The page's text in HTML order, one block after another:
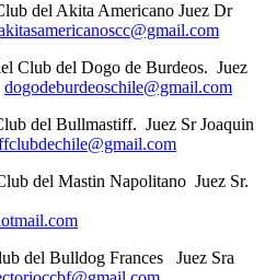
del Akita Americano Juez Dr
Club del Dogo de Burdeos. Juez
dogodeburdeoschile@gmail.com
del Bullmastiff. Juez Sr Joaquin
del Mastin Napolitano Juez Sr.
del Bulldog Frances Juez Sra